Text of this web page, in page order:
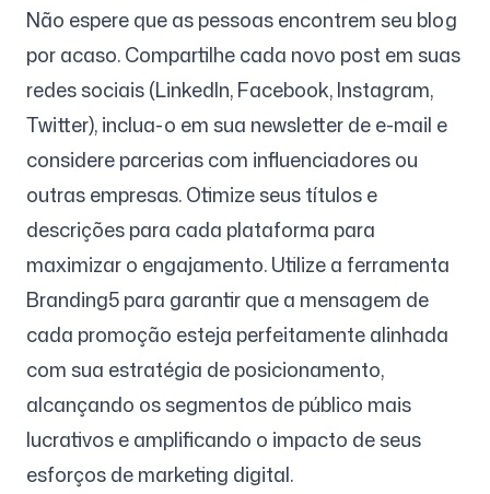
Não espere que as pessoas encontrem seu blog
por acaso. Compartilhe cada novo post em suas
redes sociais (LinkedIn, Facebook, Instagram,
Twitter), inclua-o em sua newsletter de e-mail e
considere parcerias com influenciadores ou
outras empresas. Otimize seus títulos e
descrições para cada plataforma para
maximizar o engajamento. Utilize a ferramenta
Branding5 para garantir que a mensagem de
cada promoção esteja perfeitamente alinhada
com sua estratégia de posicionamento,
alcançando os segmentos de público mais
lucrativos e amplificando o impacto de seus
esforços de marketing digital.